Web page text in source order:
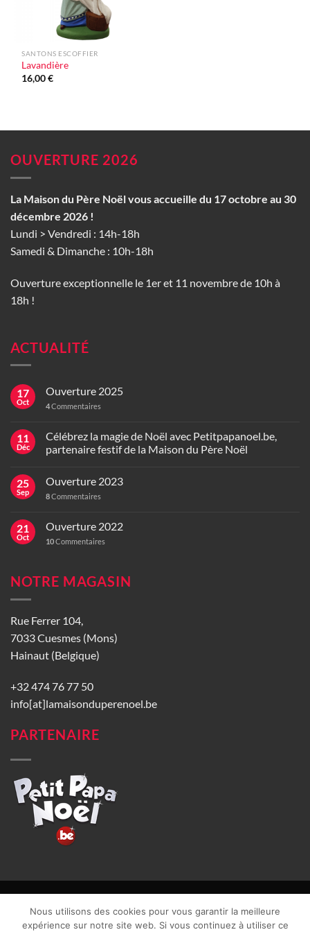
SANTONS ESCOFFIER
Lavandière
16,00€
OUVERTURE 2026
La Maison du Père Noël vous accueille du 17 octobre au 30
décembre 2026 !
Lundi > Vendredi : 14h-18h
Samedi & Dimanche : 10h-18h
Ouverture exceptionnelle le 1er et 11 novembre de 10h à
18h !
ACTUALITÉ
17
Oct
Ouverture 2025
4Commentaires
11
Déc
Célébrez la magie de Noël avec Petitpapanoel.be,
partenaire festif de la Maison du Père Noël
25
Sep
Ouverture 2023
8Commentaires
21
Oct
Ouverture 2022
10Commentaires
NOTRE MAGASIN
Rue Ferrer 104,
7033 Cuesmes (Mons)
Hainaut (Belgique)
+32 474 76 77 50
info[at]lamaisonduperenoel.be
PARTENAIRE
CGU| Vie privée| TVA : BE0840965749 | Site web réalisé par
Nous utilisons des cookies pour vous garantir la meilleure
expérience sur notre site web. Si vous continuez à utiliser ce